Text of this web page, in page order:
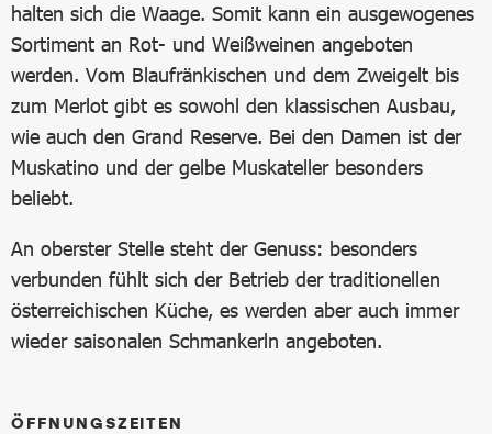
halten sich die Waage. Somit kann ein ausgewogenes
Sortiment an Rot- und Weißweinen angeboten
werden. Vom Blaufränkischen und dem Zweigelt bis
zum Merlot gibt es sowohl den klassischen Ausbau,
wie auch den Grand Reserve. Bei den Damen ist der
Muskatino und der gelbe Muskateller besonders
beliebt.
An oberster Stelle steht der Genuss: besonders
verbunden fühlt sich der Betrieb der traditionellen
österreichischen Küche, es werden aber auch immer
wieder saisonalen Schmankerln angeboten.
ÖFFNUNGSZEITEN